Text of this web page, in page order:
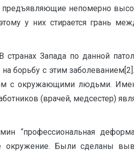
непомерно
у них стирается грань
Запада по данной
борьбу с этим
с окружающими людьми.
(врачей, медсестер)
окружение. Были сделаны